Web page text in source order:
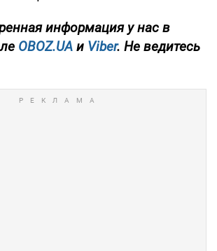
информация у нас в
OBOZ.UA и Viber. Не ведитесь